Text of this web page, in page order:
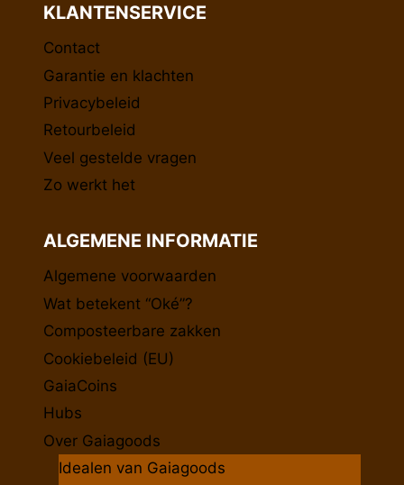
KLANTENSERVICE
Contact
Garantie en klachten
Privacybeleid
Retourbeleid
Veel gestelde vragen
Zo werkt het
ALGEMENE INFORMATIE
Algemene voorwaarden
Wat betekent “Oké”?
Composteerbare zakken
Cookiebeleid (EU)
GaiaCoins
Hubs
Over Gaiagoods
Idealen van Gaiagoods